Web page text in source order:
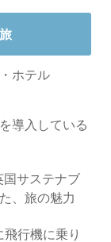
ホテル
導入している
、旅の魅力
行機に乗り